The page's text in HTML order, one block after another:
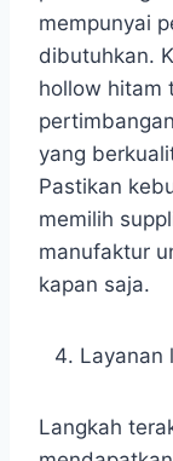
mempunyai
dibutuhkan.
hollow hitam
yang
Pastikan
memilih
manufaktur
kapan saja.
Layanan
Langkah